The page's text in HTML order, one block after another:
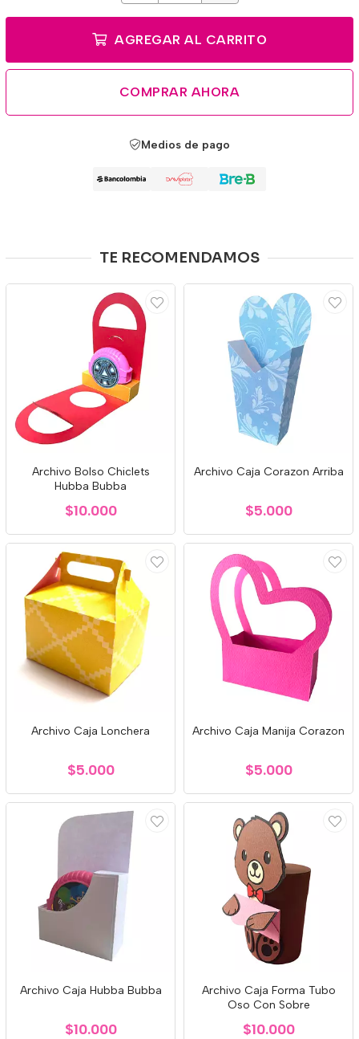
AGREGAR AL CARRITO
COMPRAR AHORA
Medios de pago
TE RECOMENDAMOS
Archivo Bolso Chiclets
Hubba Bubba
$10.000
Archivo Caja Corazon Arriba
$5.000
Archivo Caja Lonchera
$5.000
Archivo Caja Manija Corazon
$5.000
Archivo Caja Hubba Bubba
$10.000
Archivo Caja Forma Tubo
Oso Con Sobre
$10.000